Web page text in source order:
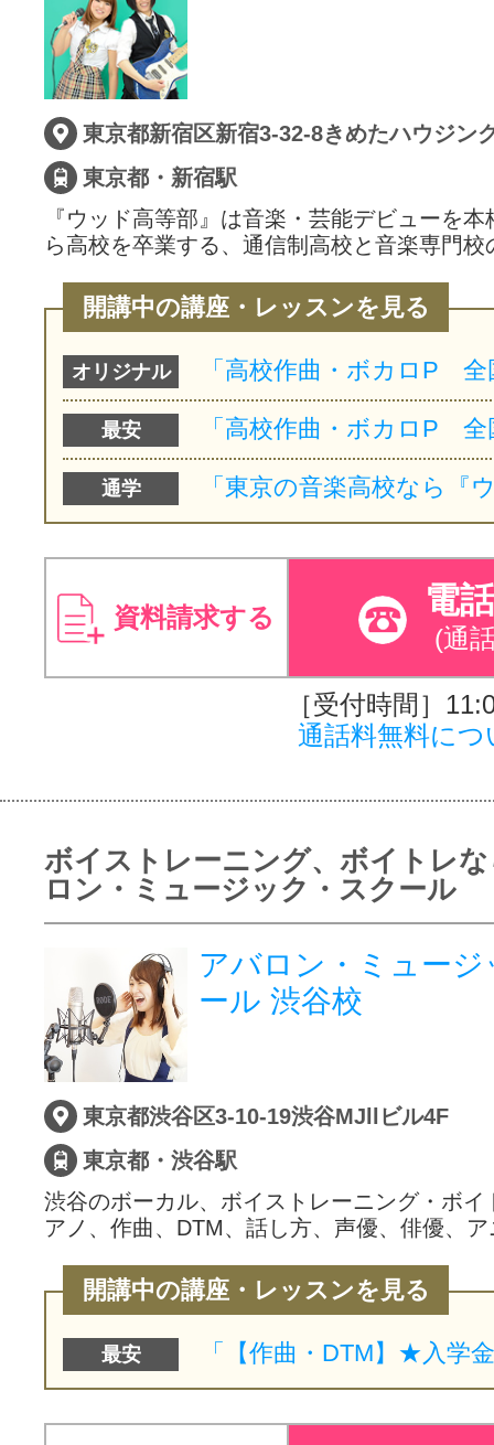
東京都新宿区新宿3-32-8きめたハウジン
東京都・新宿駅
『ウッド高等部』は音楽・芸能デビューを
ら高校を卒業する、通信制高校と音楽専門
開講中の講座・レッスンを見る
オリジナル
最安
通学
資料請求する 電
(通
［受付時間］
通話料無料につ
ボイストレーニング、ボイトレ
ロン・ミュージック・スクール
アバロン・ミュー
ール 渋谷校
東京都渋谷区3-10-19渋谷MJllビル4F
東京都・渋谷駅
渋谷のボーカル、ボイストレーニング・ボイ
アノ、作曲、DTM、話し方、声優、俳優、
開講中の講座・レッスンを見る
最安